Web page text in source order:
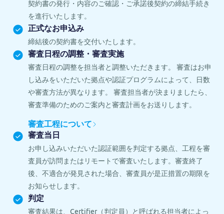
契約書の発行・内容のご確認・ご承諾後契約の締結手続き
を進行いたします。
正式なお申込み
締結後の契約書を交付いたします。
審査日程の調整・審査実施
審査日程の調整を担当者と調整いただきます。 審査はお申
し込みをいただいた拠点や認証プログラムによって、日数
や審査方法が異なります。 審査担当者が決まりましたら、
審査準備のためのご案内と審査計画をお送りします。
審査工程について
審査当日
お申し込みいただいた認証範囲を判定する拠点、工程を審
査員が訪問またはリモートで審査いたします。審査終了
後、不適合が発見された場合、審査員が是正措置の期限を
お知らせします。
判定
審査結果は、Certifier（判定員）と呼ばれる担当者によっ